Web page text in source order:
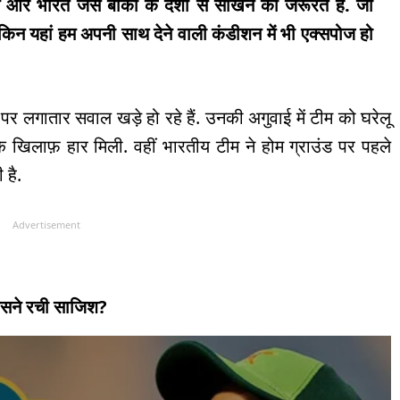
और भारत जैसे बाकी के देशों से सीखने की जरूरत है. जो
यहां हम अपनी साथ देने वाली कंडीशन में भी एक्सपोज हो
लगातार सवाल खड़े हो रहे हैं. उनकी अगुवाई में टीम को घरेलू
हार मिली. वहीं भारतीय टीम ने होम ग्राउंड पर पहले
है.
Advertisement
रची साजिश?